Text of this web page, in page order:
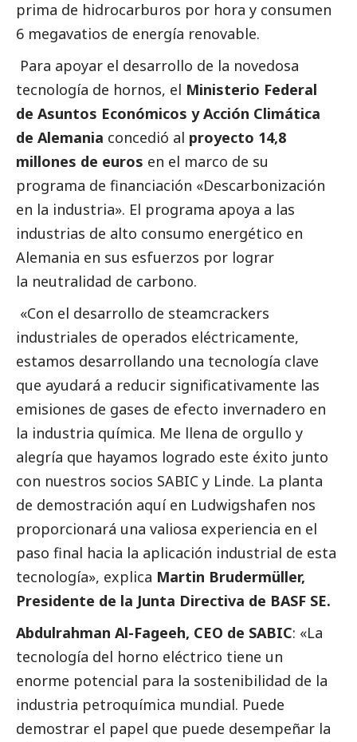
prima de hidrocarburos por hora y consumen
6 megavatios de energía renovable.
Para apoyar el desarrollo de la novedosa
tecnología de hornos, el Ministerio Federal
de Asuntos Económicos y Acción Climática
de Alemania concedió al proyecto 14,8
millones de euros en el marco de su
programa de financiación «Descarbonización
en la industria». El programa apoya a las
industrias de alto consumo energético en
Alemania en sus esfuerzos por lograr
la neutralidad de carbono.
«Con el desarrollo de steamcrackers
industriales de operados eléctricamente,
estamos desarrollando una tecnología clave
que ayudará a reducir significativamente las
emisiones de gases de efecto invernadero en
la industria química. Me llena de orgullo y
alegría que hayamos logrado este éxito junto
con nuestros socios SABIC y Linde. La planta
de demostración aquí en Ludwigshafen nos
proporcionará una valiosa experiencia en el
paso final hacia la aplicación industrial de esta
tecnología», explica Martin Brudermüller,
Presidente de la Junta Directiva de BASF SE.
Abdulrahman Al-Fageeh, CEO de SABIC: «La
tecnología del horno eléctrico tiene un
enorme potencial para la sostenibilidad de la
industria petroquímica mundial. Puede
demostrar el papel que puede desempeñar la